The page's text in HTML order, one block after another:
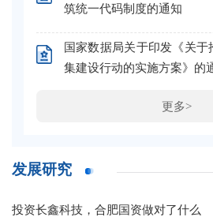
筑统一代码制度的通知
国家数据局关于印发《关
集建设行动的实施方案》的
更多>
发展研究
投资长鑫科技，合肥国资做对了什么